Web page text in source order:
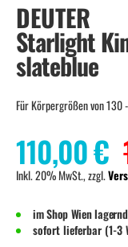
the
images
gallery
Starlight
slateblue
DEUTER
Für Körpergrößen von 130
110,00 €
Inkl. 20% MwSt., zzgl.
im Shop Wien lagernd
sofort lieferbar (1-3